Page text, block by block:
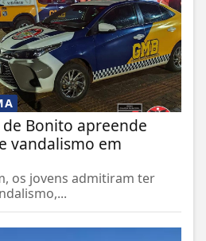
Bonito apreende
vandalismo em
os jovens admitiram ter